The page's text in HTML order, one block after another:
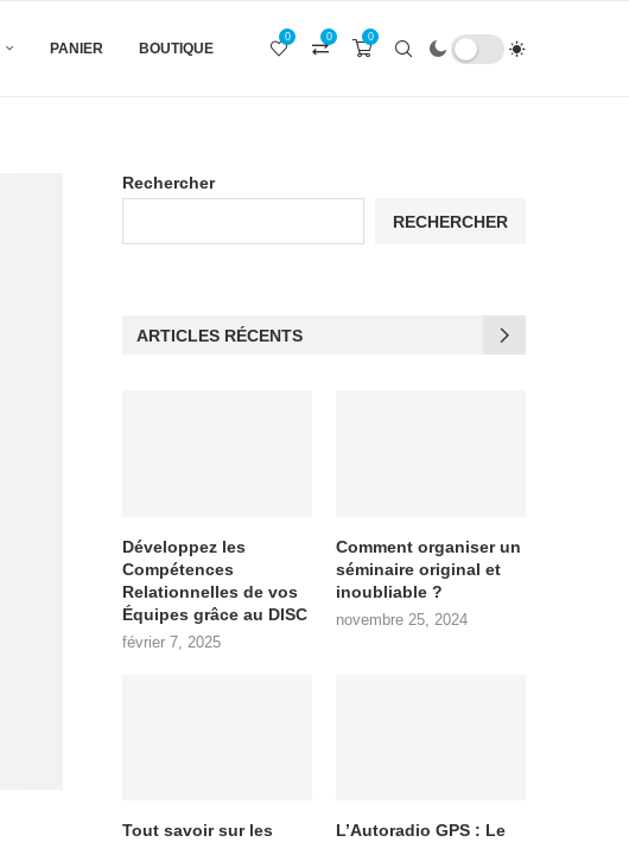
PANIER BOUTIQUE
0
0
0
Rechercher
RECHERCHER
ARTICLES RÉCENTS
Développez les
Compétences
Relationnelles de vos
Équipes grâce au DISC
février 7, 2025
Comment organiser un
séminaire original et
inoubliable ?
novembre 25, 2024
Tout savoir sur les
L’Autoradio GPS : Le